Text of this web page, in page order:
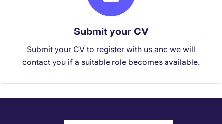
Submit your CV
Submit your CV to register with us and we will
contact you if a suitable role becomes available.